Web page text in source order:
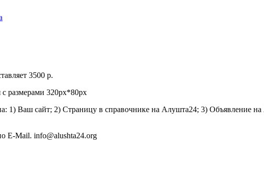
3500 р.
размерами 320px*80px
1) Ваш сайт; 2) Страницу в справочнике на Алушта24; 3) Объявление
E-Mail. info@alushta24.org